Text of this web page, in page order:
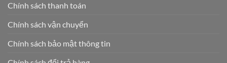
Chính sách thanh toán
Chính sách vận chuyển
Chính sách bảo mật thông tin